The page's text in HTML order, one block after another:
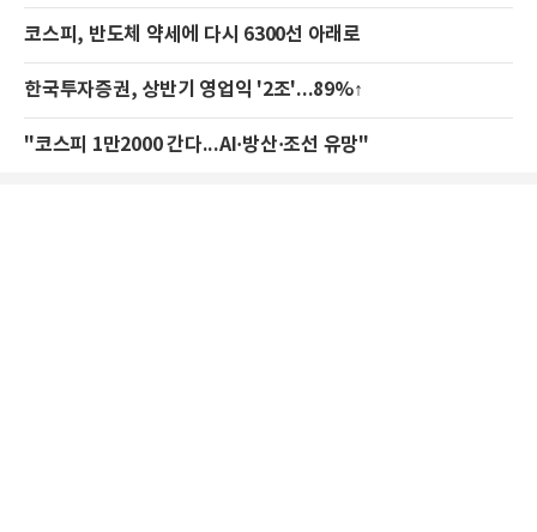
코스피, 반도체 약세에 다시 6300선 아래로
한국투자증권, 상반기 영업익 '2조'...89%↑
"코스피 1만2000 간다...AI·방산·조선 유망"